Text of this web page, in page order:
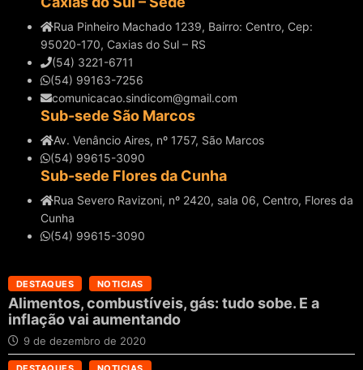
Rua Pinheiro Machado 1239, Bairro: Centro, Cep:
95020-170, Caxias do Sul – RS
(54) 3221-6711
(54) 99163-7256
comunicacao.sindicom@gmail.com
Sub-sede São Marcos
Av. Venâncio Aires, nº 1757, São Marcos
(54) 99615-3090
Sub-sede Flores da Cunha
Rua Severo Ravizoni, nº 2420, sala 06, Centro, Flores da
Cunha
(54) 99615-3090
DESTAQUES NOTICIAS
Alimentos, combustíveis, gás: tudo sobe. E a
inflação vai aumentando
9 de dezembro de 2020